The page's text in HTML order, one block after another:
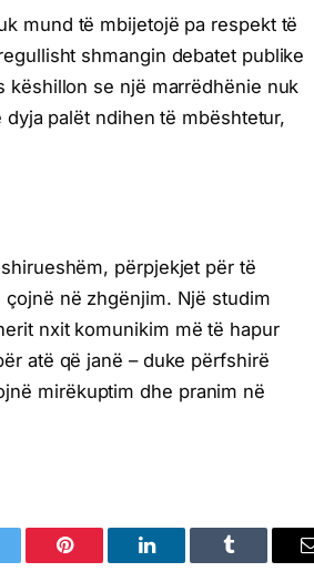
mund të mbijetojë pa respekt të
shmangin debatet publike
këshillon se një marrëdhënie nuk
palët ndihen të mbështetur,
përpjekjet për të
në zhgënjim. Një studim
nxit komunikim më të hapur
atë që janë – duke përfshirë
mirëkuptim dhe pranim në
Pinterest LinkedIn Tumblr